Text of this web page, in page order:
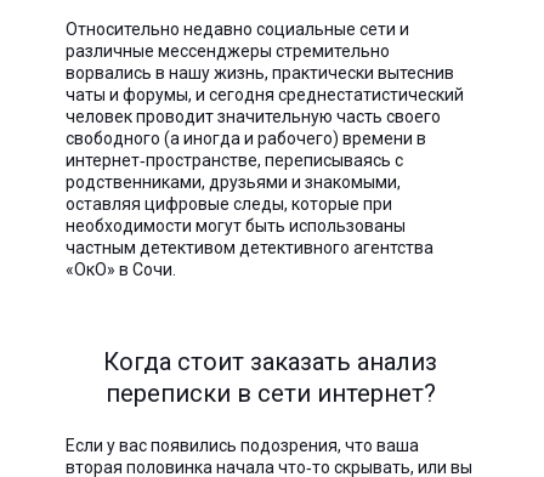
Относительно недавно социальные сети и
различные мессенджеры стремительно
ворвались в нашу жизнь, практически вытеснив
чаты и форумы, и сегодня среднестатистический
человек проводит значительную часть своего
свободного (а иногда и рабочего) времени в
интернет‑пространстве, переписываясь с
родственниками, друзьями и знакомыми,
оставляя цифровые следы, которые при
необходимости могут быть использованы
частным детективом детективного агентства
«ОкО» в Сочи.
Когда стоит заказать анализ
переписки в сети интернет?
Если у вас появились подозрения, что ваша
вторая половинка начала что‑то скрывать, или вы